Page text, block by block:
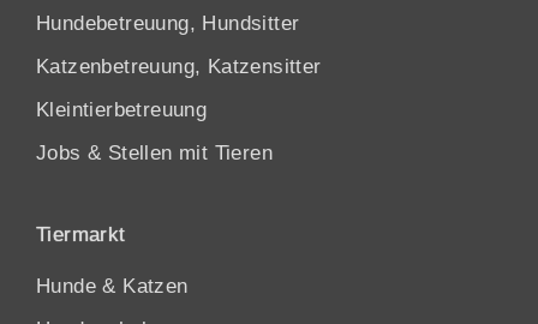
Hundebetreuung, Hundsitter
Katzenbetreuung, Katzensitter
Kleintierbetreuung
Jobs & Stellen mit Tieren
Tiermarkt
Hunde & Katzen